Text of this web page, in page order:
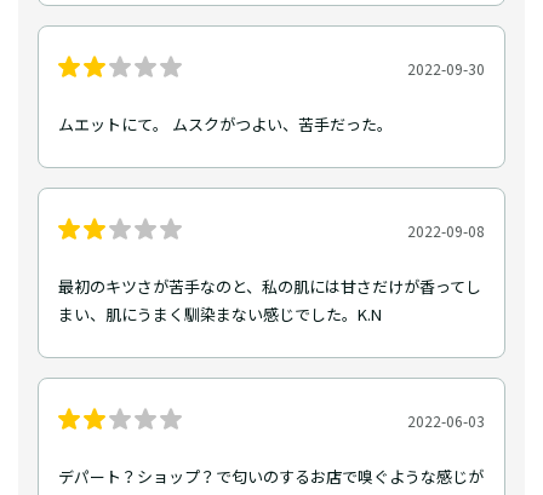
2022-09-30
ムエットにて。 ムスクがつよい、苦手だった。
2022-09-08
最初のキツさが苦手なのと、私の肌には甘さだけが香ってし
まい、肌にうまく馴染まない感じでした。K.N
2022-06-03
デパート？ショップ？で匂いのするお店で嗅ぐような感じが